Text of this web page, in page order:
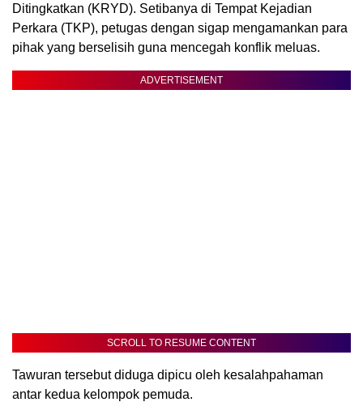
Ditingkatkan (KRYD). Setibanya di Tempat Kejadian
Perkara (TKP), petugas dengan sigap mengamankan para
pihak yang berselisih guna mencegah konflik meluas.
ADVERTISEMENT
SCROLL TO RESUME CONTENT
Tawuran tersebut diduga dipicu oleh kesalahpahaman
antar kedua kelompok pemuda.